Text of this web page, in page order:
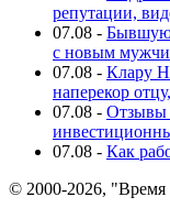
репутации,
07.08 - Бывшую
с новым
07.08 - Клару
наперекор
07.08 - Отзывы
07.08 - Как
© 2000-2026,